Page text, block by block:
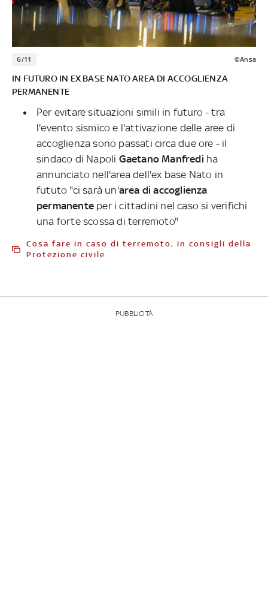
6/11 ©Ansa
IN FUTURO IN EX BASE NATO AREA DI ACCOGLIENZA
PERMANENTE
Per evitare situazioni simili in futuro - tra
l'evento sismico e l'attivazione delle aree di
accoglienza sono passati circa due ore - il
sindaco di Napoli Gaetano Manfredi ha
annunciato nell'area dell'ex base Nato in
fututo "ci sarà un'area di accoglienza
permanente per i cittadini nel caso si verifichi
una forte scossa di terremoto"
Cosa fare in caso di terremoto, in consigli della
Protezione civile
PUBBLICITÀ